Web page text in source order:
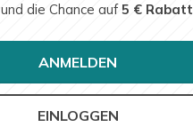
und die Chance auf5 € Rabatt
ANMELDEN
EINLOGGEN